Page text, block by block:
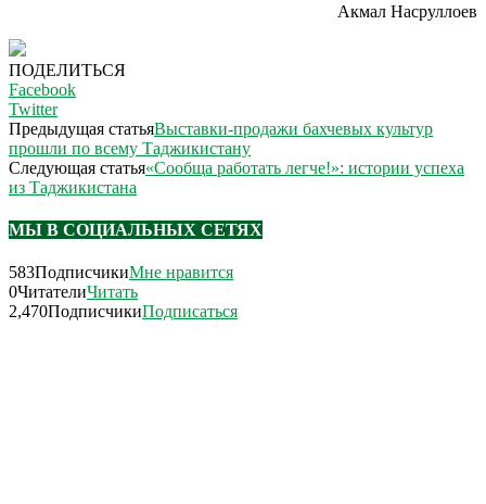
Акмал Насруллоев
ПОДЕЛИТЬСЯ
Facebook
Twitter
Предыдущая статьяВыставки-продажи бахчевых культур
прошли по всему Таджикистану
Следующая статья«Сообща работать легче!»: истории успеха
из Таджикистана
МЫ В СОЦИАЛЬНЫХ СЕТЯХ
583ПодписчикиМне нравится
0ЧитателиЧитать
2,470ПодписчикиПодписаться